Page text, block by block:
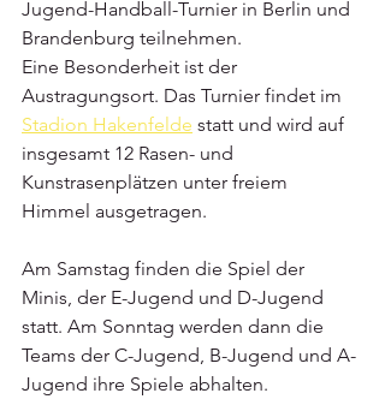
Jugend-Handball-Turnier in Berlin und
Brandenburg teilnehmen.
Eine Besonderheit ist der
Austragungsort. Das Turnier findet im
Stadion Hakenfelde statt und wird auf
insgesamt 12 Rasen- und
Kunstrasenplätzen unter freiem
Himmel ausgetragen.
Am Samstag finden die Spiel der
Minis, der E-Jugend und D-Jugend
statt. Am Sonntag werden dann die
Teams der C-Jugend, B-Jugend und A-
Jugend ihre Spiele abhalten.